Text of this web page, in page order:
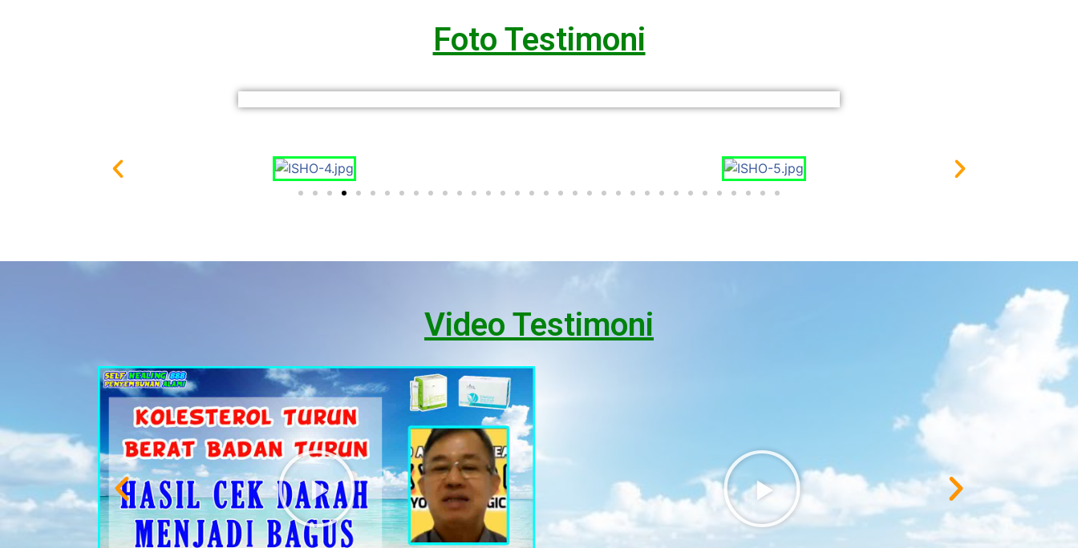
Foto Testimoni
Video Testimoni